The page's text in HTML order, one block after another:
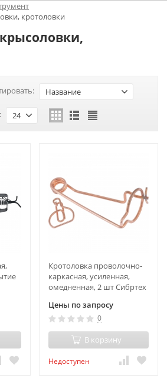
кротоловки
Название
24
Кротоловка проволочно-
каркасная, усиленная,
омедненная, 2 шт Сибртех
Цены по запросу
0
В корзину
Недоступен